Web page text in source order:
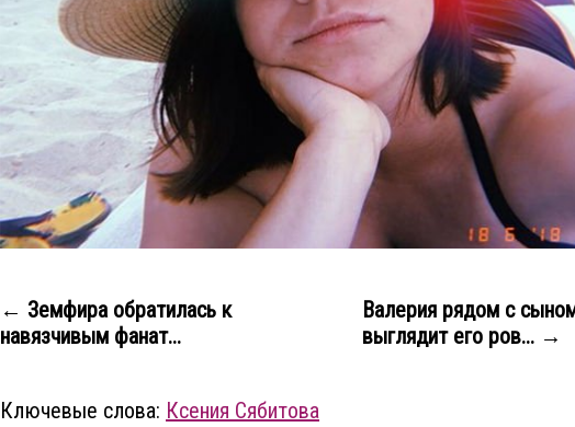
← Земфира обратилась к
навязчивым фанат...
Валерия рядом с
выглядит его ров... →
Ключевые слова: Ксения Сябитова